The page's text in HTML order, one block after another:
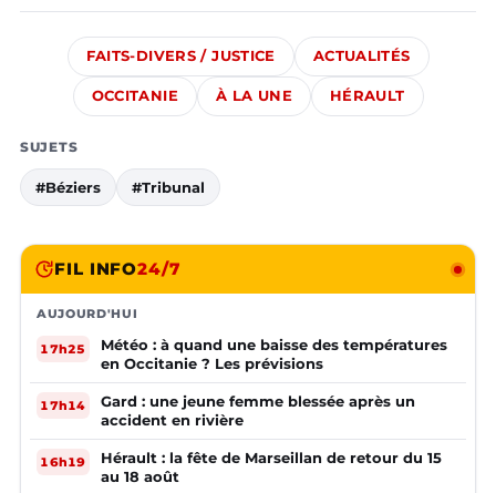
FAITS-DIVERS / JUSTICE ACTUALITÉS
OCCITANIE À LA UNE HÉRAULT
SUJETS
#Béziers #Tribunal
FIL INFO24/7
AUJOURD'HUI
17h25
Météo : à quand une baisse des températures
en Occitanie ? Les prévisions
17h14
Gard : une jeune femme blessée après un
accident en rivière
16h19
Hérault : la fête de Marseillan de retour du 15
au 18 août